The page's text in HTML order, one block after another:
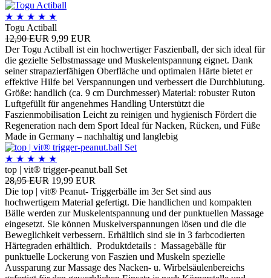
★ ★ ★ ★ ★
Togu Actiball
12,90 EUR 9,99 EUR
Der Togu Actiball ist ein hochwertiger Faszienball, der sich ideal für
die gezielte Selbstmassage und Muskelentspannung eignet. Dank
seiner strapazierfähigen Oberfläche und optimalen Härte bietet er
effektive Hilfe bei Verspannungen und verbessert die Durchblutung.
Größe: handlich (ca. 9 cm Durchmesser) Material: robuster Ruton
Luftgefüllt für angenehmes Handling Unterstützt die
Faszienmobilisation Leicht zu reinigen und hygienisch Fördert die
Regeneration nach dem Sport Ideal für Nacken, Rücken, und Füße
Made in Germany – nachhaltig und langlebig
★ ★ ★ ★ ★
top | vit® trigger-peanut.ball Set
28,95 EUR 19,99 EUR
Die top | vit® Peanut- Triggerbälle im 3er Set sind aus
hochwertigem Material gefertigt. Die handlichen und kompakten
Bälle werden zur Muskelentspannung und der punktuellen Massage
eingesetzt. Sie können Muskelverspannungen lösen und die die
Beweglichkeit verbessern. Erhältlich sind sie in 3 farbcodierten
Härtegraden erhältlich. Produktdetails : Massagebälle für
punktuelle Lockerung von Faszien und Muskeln spezielle
Aussparung zur Massage des Nacken- u. Wirbelsäulenbereichs